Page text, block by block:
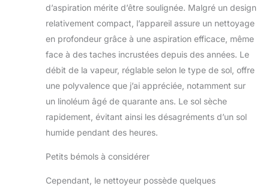
sur la pastille
fournie avec le
produit ; glissez la
pastille à l'intérieur
du diffuseur ;
laissez la vapeur
diffuser le parfum
dans toute la pièce
REPARABILITE 15
ANS AU JUSTE
PRIX : engagement
ans au juste prix
réseau de 6200
d’aspiration mérite d’être soulignée. Malgré un design
relativement compact, l’appareil assure un nettoyage
en profondeur grâce à une aspiration efficace, même
face à des taches incrustées depuis des années. Le
débit de la vapeur, réglable selon le type de sol, offre
une polyvalence que j’ai appréciée, notamment sur
un linoléum âgé de quarante ans. Le sol sèche
rapidement, évitant ainsi les désagréments d’un sol
humide pendant des heures.
Petits bémols à considérer
Cependant, le nettoyeur possède quelques